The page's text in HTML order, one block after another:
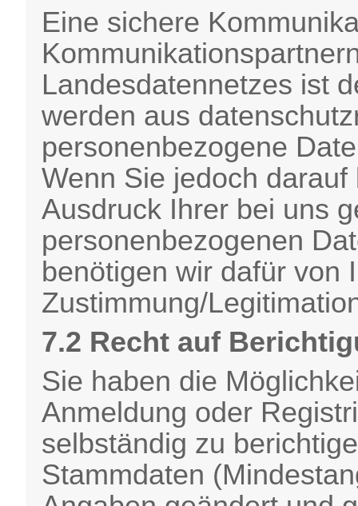
Eine sichere
Landesdatennetzes ist
werden aus
personenbezogene
Wenn Sie jedoch
Ausdruck Ihrer bei uns
personenbezogenen
benötigen wir dafür von
Zustimmung/
7.2 Recht auf
Sie haben die
Anmeldung oder
selbständig zu
Stammdaten